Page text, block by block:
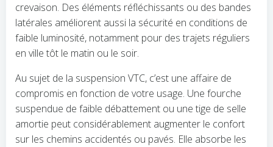
crevaison. Des éléments réfléchissants ou des bandes
latérales améliorent aussi la sécurité en conditions de
faible luminosité, notamment pour des trajets réguliers
en ville tôt le matin ou le soir.
Au sujet de la suspension VTC, c’est une affaire de
compromis en fonction de votre usage. Une fourche
suspendue de faible débattement ou une tige de selle
amortie peut considérablement augmenter le confort
sur les chemins accidentés ou pavés. Elle absorbe les